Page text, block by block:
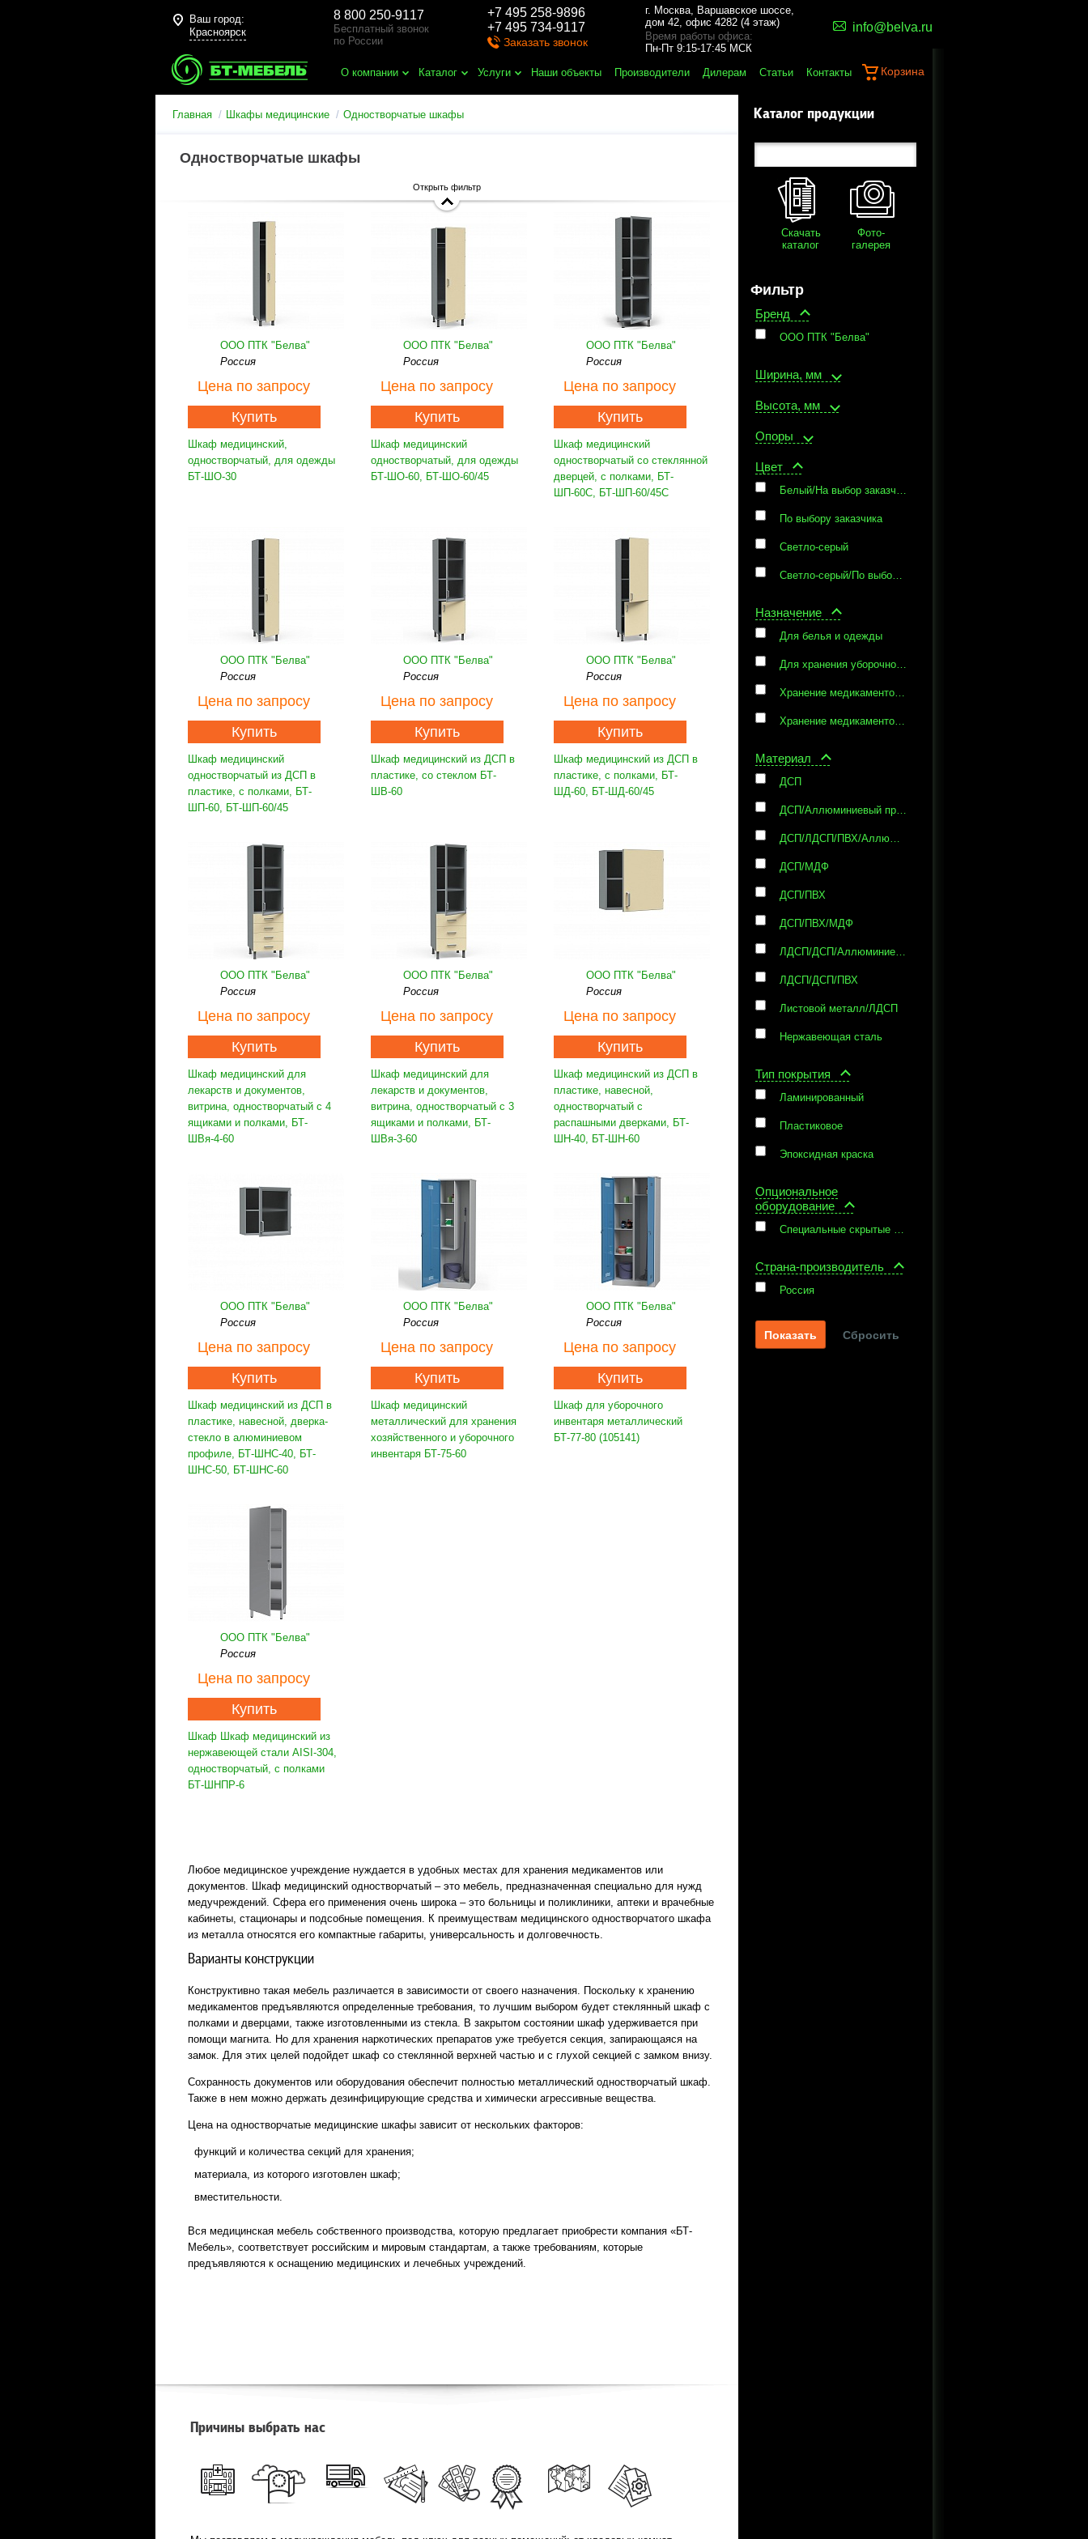
Ваш город:
Красноярск
8 800 250-9117
Бесплатный звонок
по России
+7 495 258-9896
+7 495 734-9117
Заказать звонок
г. Москва, Варшавское шоссе,
дом 42, офис 4282 (4 этаж)
Время работы офиса:
Пн-Пт 9:15-17:45 МСК
info@belva.ru
О компании Каталог Услуги Наши объекты Производители Дилерам Статьи Контакты Корзина
Главная Шкафы медицинские Одностворчатые шкафы
Одностворчатые шкафы
Открыть фильтр
ООО ПТК "Белва"
Россия
Цена по запросу
Купить
Шкаф медицинский,
одностворчатый, для одежды
БТ-ШО-30
ООО ПТК "Белва"
Россия
Цена по запросу
Купить
Шкаф медицинский
одностворчатый, для одежды
БТ-ШО-60, БТ-ШО-60/45
ООО ПТК "Белва"
Россия
Цена по запросу
Купить
Шкаф медицинский
одностворчатый со стеклянной
дверцей, с полками, БТ-
ШП-60С, БТ-ШП-60/45С
ООО ПТК "Белва"
Россия
Цена по запросу
Купить
Шкаф медицинский
одностворчатый из ДСП в
пластике, с полками, БТ-
ШП-60, БТ-ШП-60/45
ООО ПТК "Белва"
Россия
Цена по запросу
Купить
Шкаф медицинский из ДСП в
пластике, со стеклом БТ-
ШВ-60
ООО ПТК "Белва"
Россия
Цена по запросу
Купить
Шкаф медицинский из ДСП в
пластике, с полками, БТ-
ШД-60, БТ-ШД-60/45
ООО ПТК "Белва"
Россия
Цена по запросу
Купить
Шкаф медицинский для
лекарств и документов,
витрина, одностворчатый с 4
ящиками и полками, БТ-
ШВя-4-60
ООО ПТК "Белва"
Россия
Цена по запросу
Купить
Шкаф медицинский для
лекарств и документов,
витрина, одностворчатый с 3
ящиками и полками, БТ-
ШВя-3-60
ООО ПТК "Белва"
Россия
Цена по запросу
Купить
Шкаф медицинский из ДСП в
пластике, навесной,
одностворчатый с
распашными дверками, БТ-
ШН-40, БТ-ШН-60
ООО ПТК "Белва"
Россия
Цена по запросу
Купить
Шкаф медицинский из ДСП в
пластике, навесной, дверка-
стекло в алюминиевом
профиле, БТ-ШНС-40, БТ-
ШНС-50, БТ-ШНС-60
ООО ПТК "Белва"
Россия
Цена по запросу
Купить
Шкаф медицинский
металлический для хранения
хозяйственного и уборочного
инвентаря БТ-75-60
ООО ПТК "Белва"
Россия
Цена по запросу
Купить
Шкаф для уборочного
инвентаря металлический
БТ-77-80 (105141)
ООО ПТК "Белва"
Россия
Цена по запросу
Купить
Шкаф Шкаф медицинский из
нержавеющей стали AISI-304,
одностворчатый, с полками
БТ-ШНПР-6
Любое медицинское учреждение нуждается в удобных местах для хранения медикаментов или
документов. Шкаф медицинский одностворчатый – это мебель, предназначенная специально для нужд
медучреждений. Сфера его применения очень широка – это больницы и поликлиники, аптеки и врачебные
кабинеты, стационары и подсобные помещения. К преимуществам медицинского одностворчатого шкафа
из металла относятся его компактные габариты, универсальность и долговечность.
Варианты конструкции
Конструктивно такая мебель различается в зависимости от своего назначения. Поскольку к хранению
медикаментов предъявляются определенные требования, то лучшим выбором будет стеклянный шкаф с
полками и дверцами, также изготовленными из стекла. В закрытом состоянии шкаф удерживается при
помощи магнита. Но для хранения наркотических препаратов уже требуется секция, запирающаяся на
замок. Для этих целей подойдет шкаф со стеклянной верхней частью и с глухой секцией с замком внизу.
Сохранность документов или оборудования обеспечит полностью металлический одностворчатый шкаф.
Также в нем можно держать дезинфицирующие средства и химически агрессивные вещества.
Цена на одностворчатые медицинские шкафы зависит от нескольких факторов:
функций и количества секций для хранения;
материала, из которого изготовлен шкаф;
вместительности.
Вся медицинская мебель собственного производства, которую предлагает приобрести компания «БТ-
Мебель», соответствует российским и мировым стандартам, а также требованиям, которые
предъявляются к оснащению медицинских и лечебных учреждений.
Причины выбрать нас
Каталог продукции
Скачать
каталог
Фото-
галерея
Фильтр
Бренд
ООО ПТК "Белва"
Ширина, мм
Высота, мм
Опоры
Цвет
Белый/На выбор заказчика
По выбору заказчика
Светло-серый
Светло-серый/По выбору заказчика
Назначение
Для белья и одежды
Для хранения уборочного и хозяйственного инвентаря
Хранение медикаментов, медицинских инструментов документации
Хранение медикаментов, медицинских инструментов и документации
Материал
ДСП
ДСП/Аллюминиевый профиль/Матовое стекло
ДСП/ЛДСП/ПВХ/Аллюминиевый профиль
ДСП/МДФ
ДСП/ПВХ
ДСП/ПВХ/МДФ
ЛДСП/ДСП/Аллюминиевый профиль
ЛДСП/ДСП/ПВХ
Листовой металл/ЛДСП
Нержавеющая сталь
Тип покрытия
Ламинированный
Пластиковое
Эпоксидная краска
Опциональное
оборудование
Специальные скрытые подвесные приспособления
Страна-производитель
Россия
Сбросить